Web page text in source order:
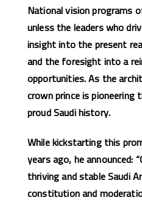
National vision programs
unless the leaders who
insight into the present
and the foresight into a
opportunities. As the
crown prince is pioneering
proud Saudi history.
While kickstarting this
years ago, he announced:
thriving and stable Saudi
constitution and